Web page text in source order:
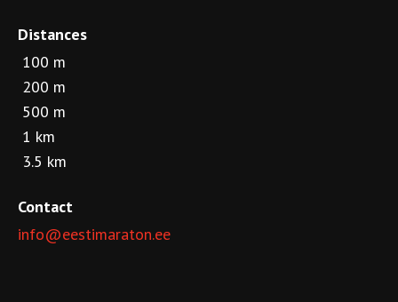
Distances
100 m
200 m
500 m
1 km
3.5 km
Contact
info@eestimaraton.ee